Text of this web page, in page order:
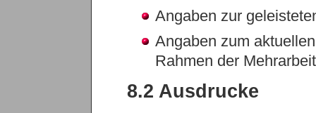
Angaben zur
Angaben zum
Rahmen der
8.2 Ausdrucke